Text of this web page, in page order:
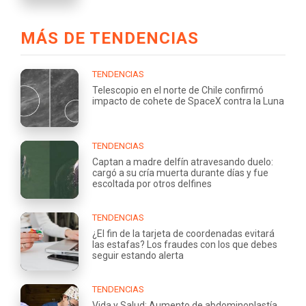
MÁS DE TENDENCIAS
TENDENCIAS
Telescopio en el norte de Chile confirmó
impacto de cohete de SpaceX contra la Luna
TENDENCIAS
Captan a madre delfín atravesando duelo:
cargó a su cría muerta durante días y fue
escoltada por otros delfines
TENDENCIAS
¿El fin de la tarjeta de coordenadas evitará
las estafas? Los fraudes con los que debes
seguir estando alerta
TENDENCIAS